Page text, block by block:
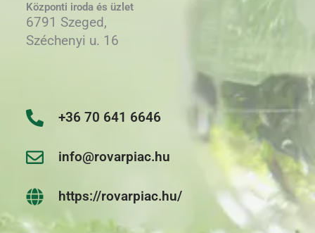
Központi iroda és üzlet
6791 Szeged,
Széchenyi u. 16
+36 70 641 6646
info@rovarpiac.hu
https://rovarpiac.hu/